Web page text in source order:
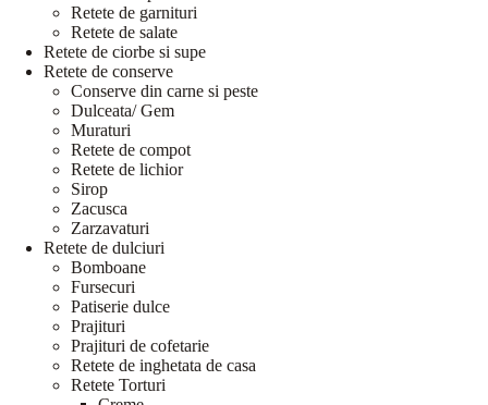
Retete de garnituri
Retete de salate
Retete de ciorbe si supe
Retete de conserve
Conserve din carne si peste
Dulceata/ Gem
Muraturi
Retete de compot
Retete de lichior
Sirop
Zacusca
Zarzavaturi
Retete de dulciuri
Bomboane
Fursecuri
Patiserie dulce
Prajituri
Prajituri de cofetarie
Retete de inghetata de casa
Retete Torturi